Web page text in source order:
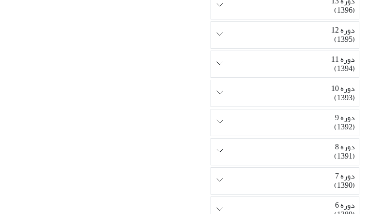
(1396)
دوره 12
(1395)
دوره 11
(1394)
دوره 10
(1393)
دوره 9
(1392)
دوره 8
(1391)
دوره 7
(1390)
دوره 6